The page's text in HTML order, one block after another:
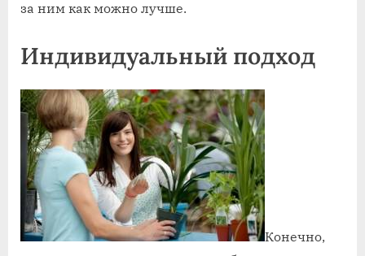
за ним как можно лучше.
Индивидуальный подход
Конечно,